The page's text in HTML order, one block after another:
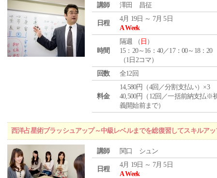
講師 澤田 昌征
日程
4月 19日 ～ 7月 5日
A Week
時間
隔週 （ 日 ）
15：20～16：40／17：00～18：20
（1日2コマ）
回数
全12回
料金
14,580円（4回／分割支払い）×3
40,500円（12回／一括前納支払※
義開始前まで）
西洋占星術ブラッシュアップ～中級レベルまでを総復習してスキルア
講師 関口 シュン
日程
4月 19日 ～ 7月 5日
A Week